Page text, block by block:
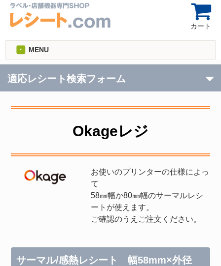
カート
MENU
適応レシート検索フォーム
Okageレジ
お使いのプリンターの仕様によっ
て
58㎜幅か80㎜幅のサーマルレシ
ートが使えます。
ご確認のうえご注文ください。
サーマル/感熱レシート 幅58mm×外径